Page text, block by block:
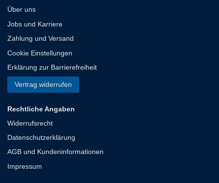
Über uns
Jobs und Karriere
Zahlung und Versand
Cookie Einstellungen
Erklärung zur Barrierefreiheit
Vertrag widerrufen
Rechtliche Angaben
Widerrufsrecht
Datenschutzerklärung
AGB und Kundeninformationen
Impressum